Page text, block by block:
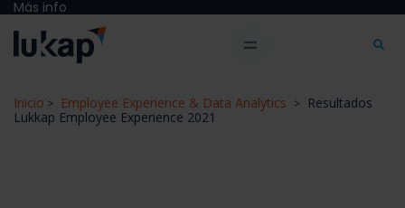
Más info
Inicio > Employee Experience & Data Analytics > Resultados
Lukkap Employee Experience 2021